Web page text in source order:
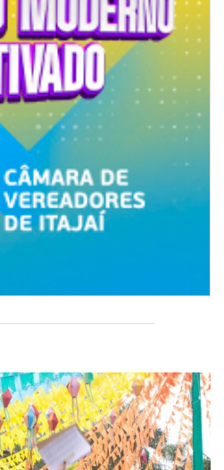
do 14º Acampamento